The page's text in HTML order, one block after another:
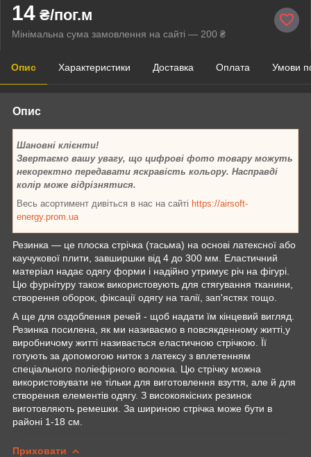
14 ₴/пог.м
Мінімальна сума замовлення на сайті — 200 ₴
Опис Характеристики Доставка Оплата Умови
Опис
Шановні клієнти!
Звертаємо вашу увагу, що цифрові фото товару можуть
некоректно передавати яскравість кольору. Насправді
колір може відрізнятися.
Весь асортимент дивіться в нас на сайті https://airsoft-
energy.prom.ua
Резинка — це плоска стрічка (тасьма) на основі латексної або
каучукової плити, завширшки від 4 до 300 мм. Еластичний
матеріал надає одягу форми і надійно утримує річ на фігурі.
Цю фурнітуру також використовують для стягування тканини,
створення оборок, фіксації одягу на талії, зап'ястях тощо.
А ще для оздоблення речей - щоб надати їм кінцевий вигляд.
Резинка посилена, як ми називаємо в повсякденному житті,у
виробничому житті називається еластичною стрічкою. Її
готують за допомогою ниток з латексу з вплетенням
спеціального поліефірного волокна. Цю стрічку можна
використовувати не тільки для виготовлення взуття, але й для
створення елементів одягу. З високоякісних резинок
виготовляють ремешки. За шириною стрічка може бути в
районі 1-18 см.
Приховати